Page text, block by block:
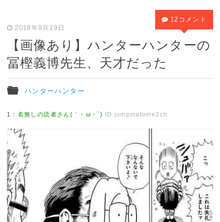
2018年9月19日
【画像あり】ハンターハンターの
冨樫義博先生、天才だった
ハンターハンター
12コメント
1 ： 名無しの読者さん(｀・ω・´) ID:jumpmatome2ch